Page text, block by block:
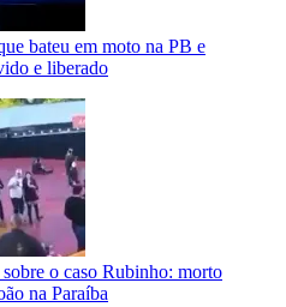
bateu em moto na PB e
e liberado
o caso Rubinho: morto
na Paraíba